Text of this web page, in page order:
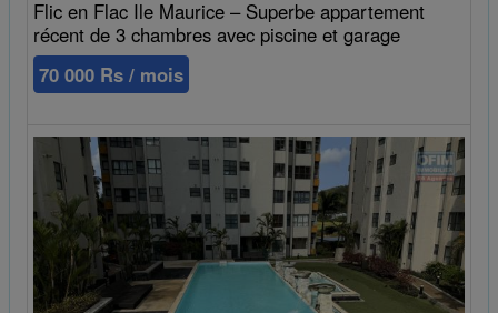
Flic en Flac Ile Maurice – Superbe appartement
récent de 3 chambres avec piscine et garage
70 000 Rs / mois